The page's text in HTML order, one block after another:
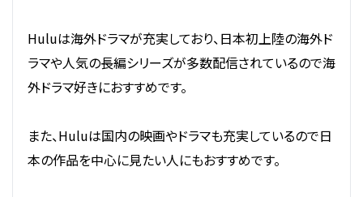
Huluは海外ドラマが充実しており、日本初上陸の海外ド
ラマや人気の長編シリーズが多数配信されているので海
外ドラマ好きにおすすめです。
また、Huluは国内の映画やドラマも充実しているので日
本の作品を中心に見たい人にもおすすめです。